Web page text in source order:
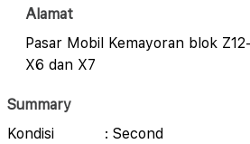
Alamat
Pasar Mobil Kemayoran blok
X6 dan X7
Summary
Kondisi
: Second